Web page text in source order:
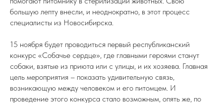
большую лепту внесли, и неоднократно, в этот процесс
специалисты из Новосибирска.
15 ноября будет проводиться первый республиканский
конкурс «Собачье сердце», где главными героями станут
собаки, взятые из приюта или с улицы, и их хозяева. Главная
цель мероприятия – показать удивительную связь,
возникающую между человеком и его питомцем. И
проведение этого конкурса стало возможным, опять же, по